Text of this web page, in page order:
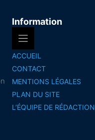
Information
ACCUEIL
CONTACT
MENTIONS LÉGALES
PLAN DU SITE
L’ÉQUIPE DE RÉDACTION